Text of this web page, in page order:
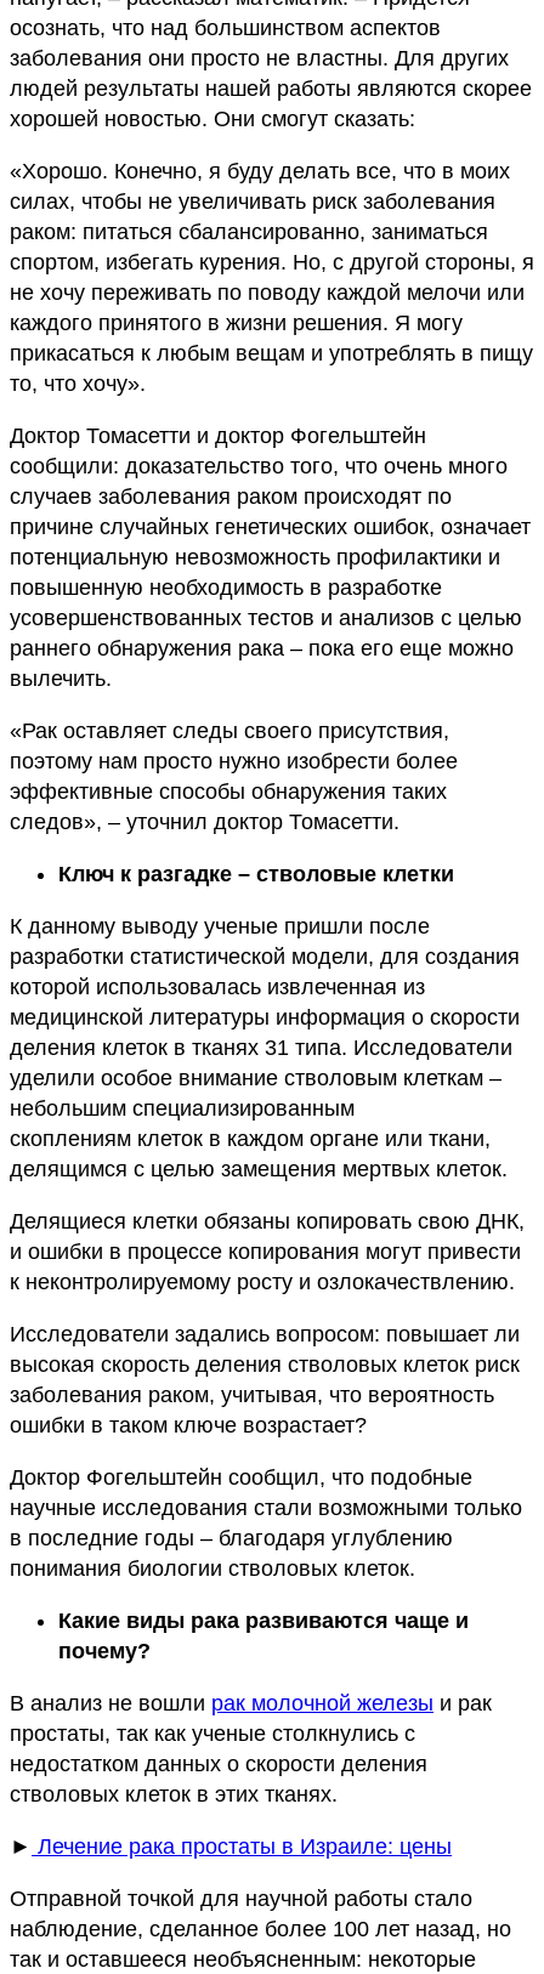
осознать, что над большинством аспектов
заболевания они просто не властны. Для других
людей результаты нашей работы являются скорее
хорошей новостью. Они смогут сказать:
«Хорошо. Конечно, я буду делать все, что в моих
силах, чтобы не увеличивать риск заболевания
раком: питаться сбалансированно, заниматься
спортом, избегать курения. Но, с другой стороны, я
не хочу переживать по поводу каждой мелочи или
каждого принятого в жизни решения. Я могу
прикасаться к любым вещам и употреблять в пищу
то, что хочу».
Доктор Томасетти и доктор Фогельштейн
сообщили: доказательство того, что очень много
случаев заболевания раком происходят по
причине случайных генетических ошибок, означает
потенциальную невозможность профилактики и
повышенную необходимость в разработке
усовершенствованных тестов и анализов с целью
раннего обнаружения рака – пока его еще можно
вылечить.
«Рак оставляет следы своего присутствия,
поэтому нам просто нужно изобрести более
эффективные способы обнаружения таких
следов», – уточнил доктор Томасетти.
Ключ к разгадке – стволовые клетки
К данному выводу ученые пришли после
разработки статистической модели, для создания
которой использовалась извлеченная из
медицинской литературы информация о скорости
деления клеток в тканях 31 типа. Исследователи
уделили особое внимание стволовым клеткам –
небольшим специализированным
скоплениям клеток в каждом органе или ткани,
делящимся с целью замещения мертвых клеток.
Делящиеся клетки обязаны копировать свою ДНК,
и ошибки в процессе копирования могут привести
к неконтролируемому росту и озлокачествлению.
Исследователи задались вопросом: повышает ли
высокая скорость деления стволовых клеток риск
заболевания раком, учитывая, что вероятность
ошибки в таком ключе возрастает?
Доктор Фогельштейн сообщил, что подобные
научные исследования стали возможными только
в последние годы – благодаря углублению
понимания биологии стволовых клеток.
Какие виды рака развиваются чаще и
почему?
В анализ не вошли рак молочной железы и рак
простаты, так как ученые столкнулись с
недостатком данных о скорости деления
стволовых клеток в этих тканях.
► Лечение рака простаты в Израиле: цены
Отправной точкой для научной работы стало
наблюдение, сделанное более 100 лет назад, но
так и оставшееся необъясненным: некоторые